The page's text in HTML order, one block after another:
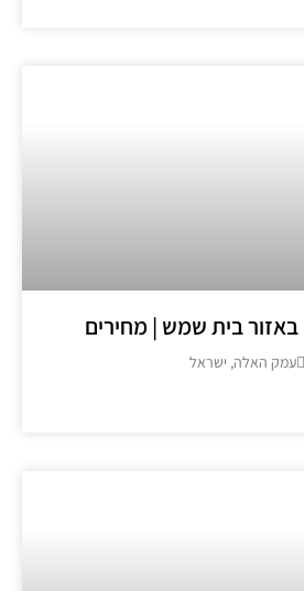
בית שמש | מחירים
ישראל